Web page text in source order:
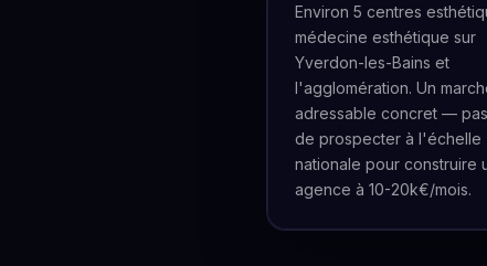
Environ 5 centres
médecine esthétique sur
Yverdon-les-Bains et
l'agglomération. Un
adressable concret —
de prospecter à l'échelle
nationale pour construire
agence à 10-20k€/mois.